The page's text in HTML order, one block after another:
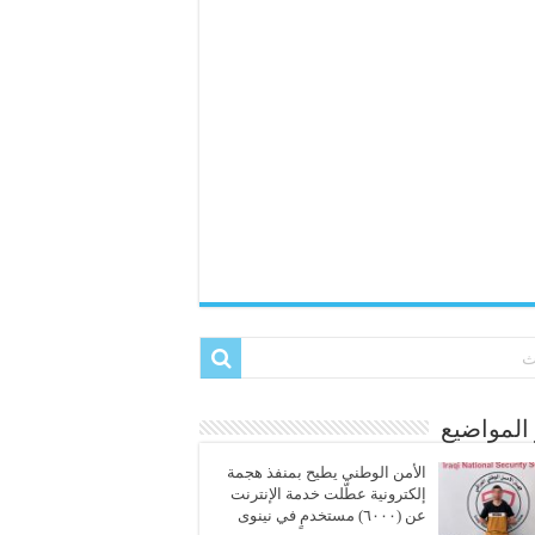
الأمن الوطني يطيح بمنفذ هجمة
إلكترونية عطّلت خدمة الإنترنت
عن (٦٠٠٠) مستخدمٍ في نينوى